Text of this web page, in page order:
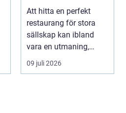
Östermalm i
Stockholm
Att hitta en perfekt
restaurang för stora
sällskap kan ibland
vara en utmaning,
särsk...
09 juli 2026